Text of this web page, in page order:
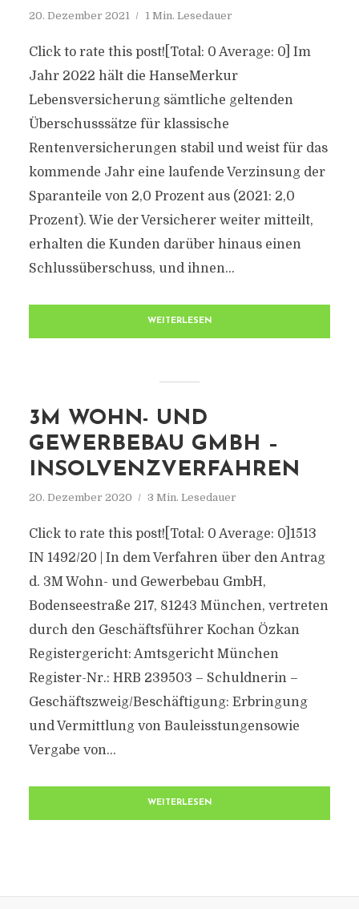
20. Dezember 2021 1 Min. Lesedauer
Click to rate this post![Total: 0 Average: 0] Im
Jahr 2022 hält die HanseMerkur
Lebensversicherung sämtliche geltenden
Überschusssätze für klassische
Rentenversicherungen stabil und weist für das
kommende Jahr eine laufende Verzinsung der
Sparanteile von 2,0 Prozent aus (2021: 2,0
Prozent). Wie der Versicherer weiter mitteilt,
erhalten die Kunden darüber hinaus einen
Schlussüberschuss, und ihnen...
WEITERLESEN
3M WOHN- UND
GEWERBEBAU GMBH –
INSOLVENZVERFAHREN
20. Dezember 2020 3 Min. Lesedauer
Click to rate this post![Total: 0 Average: 0]1513
IN 1492/20 | In dem Verfahren über den Antrag
d. 3M Wohn- und Gewerbebau GmbH,
Bodenseestraße 217, 81243 München, vertreten
durch den Geschäftsführer Kochan Özkan
Registergericht: Amtsgericht München
Register-Nr.: HRB 239503 – Schuldnerin –
Geschäftszweig/Beschäftigung: Erbringung
und Vermittlung von Bauleisstungensowie
Vergabe von...
WEITERLESEN